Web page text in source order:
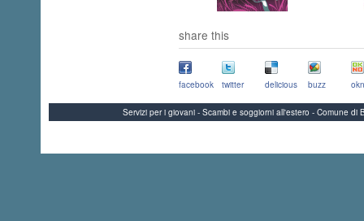
share this
facebook twitter delicious buzz
Servizi per i giovani - Scambi e soggiorni all'estero - Comune